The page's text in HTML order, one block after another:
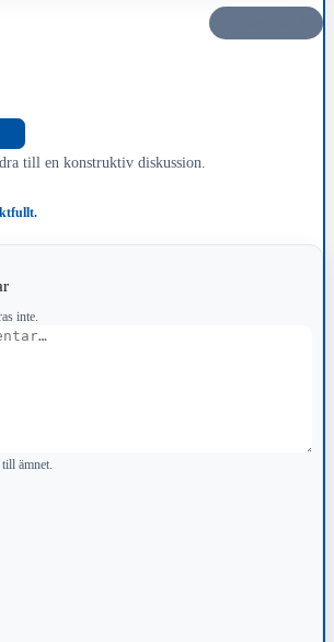
till en konstruktiv diskussion.
inte.
ämnet.